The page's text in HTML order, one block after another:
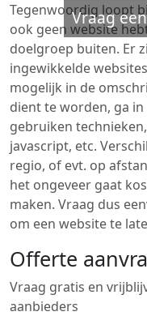
Vraag
Tegenwoordig loopt
ook geen website
doelgroep buiten. Er
ingewikkelde
mogelijk in de
dient te worden, ga
gebruiken
javascript, etc.
regio, of evt. op
het ongeveer gaat
maken. Vraag dus
om een website te
Offerte
Vraag gratis en
aanbieders